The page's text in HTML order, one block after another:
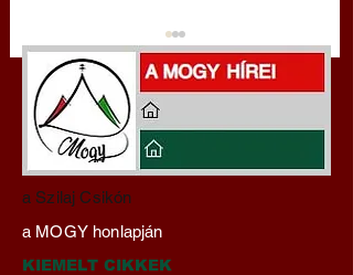
Darai Lajos:
Naplóbölcsességeim
(2025)
a Szilaj Csikón
a MOGY honlapján
KIEMELT CIKKEK